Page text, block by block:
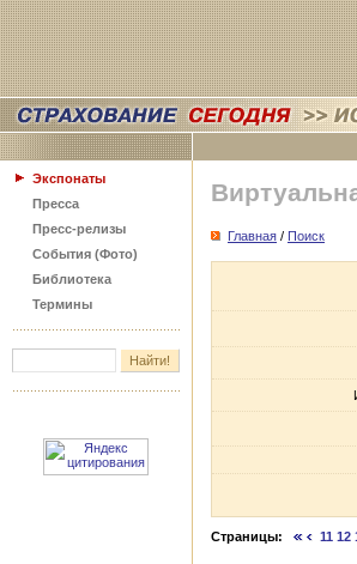
Экспонаты
Пресса
Пресс-релизы
События (Фото)
Библиотека
Термины
Главная / Поиск
Страницы: 11 12